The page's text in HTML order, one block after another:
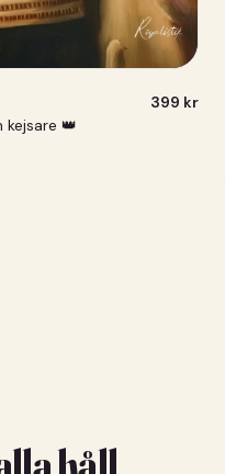
👑
399 kr
håll